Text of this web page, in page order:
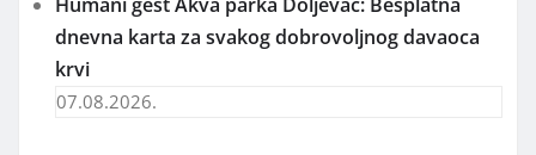
Humani gest Akva parka Doljevac: Besplatna
dnevna karta za svakog dobrovoljnog davaoca
krvi
07.08.2026.